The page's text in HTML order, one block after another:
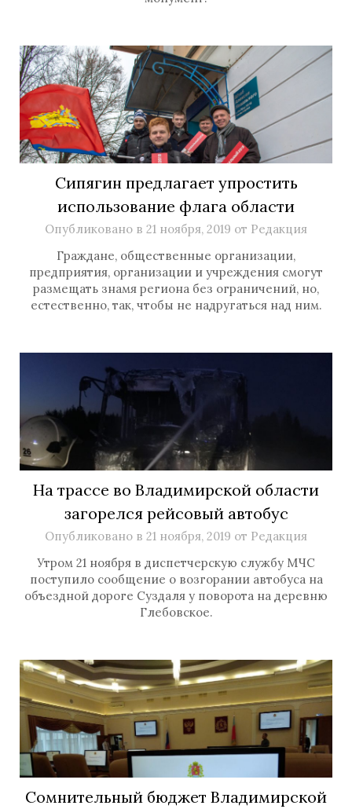
Сипягин предлагает упростить
использование флага области
Опубликовано в 21 ноября, 2019 от Редакция
Граждане, общественные организации,
предприятия, организации и учреждения смогут
размещать знамя региона без ограничений, но,
естественно, так, чтобы не надругаться над ним.
На трассе во Владимирской области
загорелся рейсовый автобус
Опубликовано в 21 ноября, 2019 от Редакция
Утром 21 ноября в диспетчерскую службу МЧС
поступило сообщение о возгорании автобуса на
объездной дороге Суздаля у поворота на деревню
Глебовское.
Сомнительный бюджет Владимирской